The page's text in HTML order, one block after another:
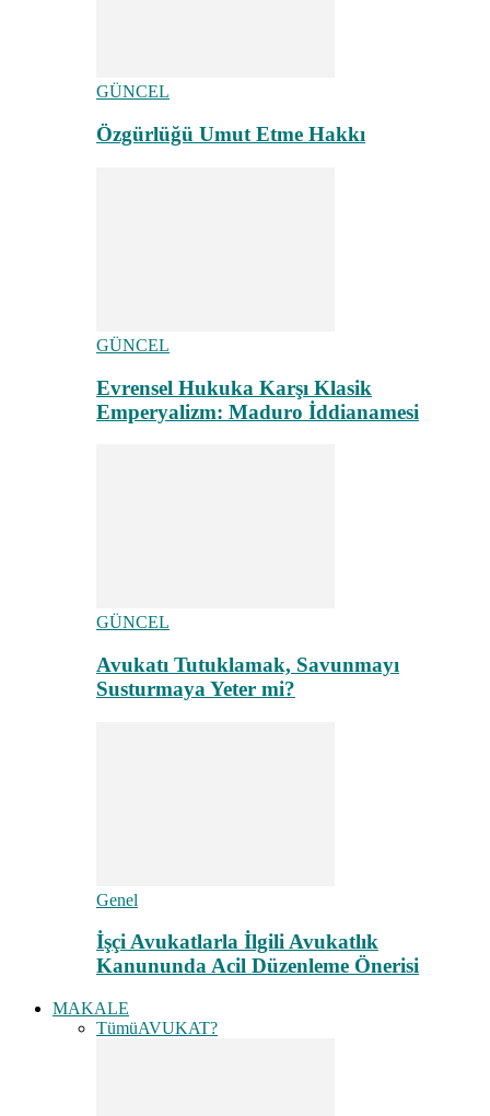
GÜNCEL
Özgürlüğü Umut Etme Hakkı
GÜNCEL
Evrensel Hukuka Karşı Klasik
Emperyalizm: Maduro İddianamesi
GÜNCEL
Avukatı Tutuklamak, Savunmayı
Susturmaya Yeter mi?
Genel
İşçi Avukatlarla İlgili Avukatlık
Kanununda Acil Düzenleme Önerisi
MAKALE
TümüAVUKAT?